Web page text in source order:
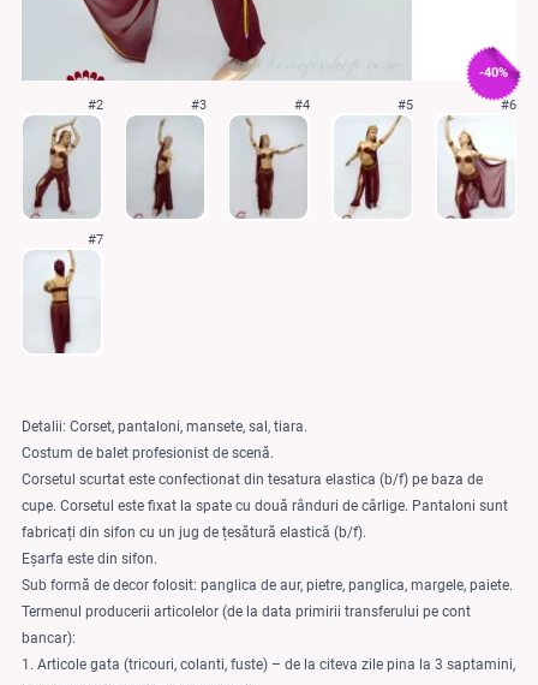
-40%
#2 #3 #4 #5 #6
#7
Detalii: Corset, pantaloni, mansete, sal, tiara.
Costum de balet profesionist de scenă.
Corsetul scurtat este confectionat din tesatura elastica (b/f) pe baza de
cupe. Corsetul este fixat la spate cu două rânduri de cârlige. Pantaloni sunt
fabricați din sifon cu un jug de țesătură elastică (b/f).
Eșarfa este din sifon.
Sub formă de decor folosit: panglica de aur, pietre, panglica, margele, paiete.
Termenul producerii articolelor (de la data primirii transferului pe cont
bancar):
1. Articole gata (tricouri, colanti, fuste) – de la citeva zile pina la 3 saptamini,